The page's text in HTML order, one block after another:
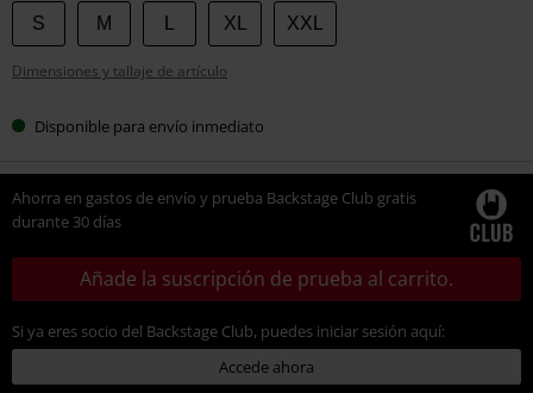
Elige
tu
talla
S M XL XXL
Dimensiones y tallaje de artículo
Disponible para envío inmediato
Ahorra en gastos de envío y prueba Backstage Club gratis
durante 30 días
Añade la suscripción de prueba al carrito.
Si ya eres socio del Backstage Club, puedes iniciar sesión aquí:
Accede ahora